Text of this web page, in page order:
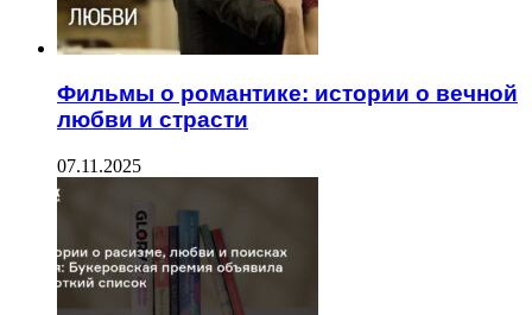
Фильмы о романтике: истории о вечной
любви и страсти
07.11.2025